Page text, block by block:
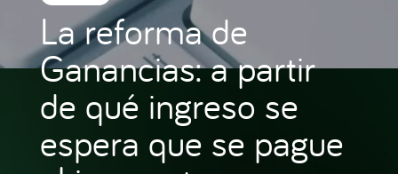
La reforma de
Ganancias: a partir
de qué ingreso se
espera que se pague